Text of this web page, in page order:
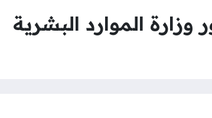
الموارد البشرية